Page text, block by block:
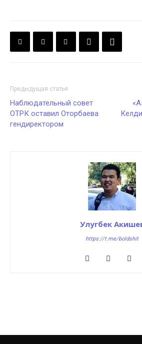
Предыдущая статья
Наблюдательный совет
ОТРК оставил Оторбаева
гендиректором
Улугбек
https://t.me/boldshit